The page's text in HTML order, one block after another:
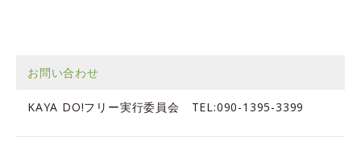
お問い合わせ
KAYA DO!フリー実行委員会 TEL:090-1395-3399